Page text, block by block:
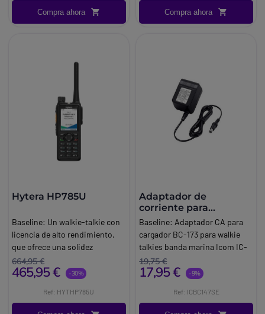
Compra ahora Compra ahora
Hytera HP785U
Baseline: Un walkie-talkie con
licencia de alto rendimiento,
que ofrece una solidez
impecable para comunicarse.
Brand:Hytera
664,95 €
465,95 € -30%
Ref: HYTHP785U
Adaptador de
corriente para
cargador Icom BC-173
Baseline: Adaptador CA para
cargador BC-173 para walkie
talkies banda marina Icom IC-
M35
Marca:Icom
19,75 €
17,95 € -9%
Ref: ICBC147SE